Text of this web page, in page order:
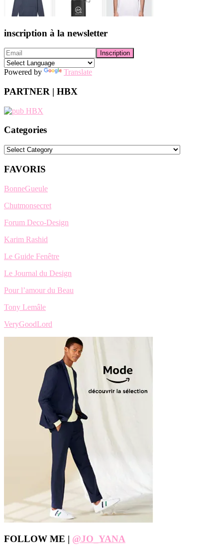
inscription à la newsletter
Powered by Translate
PARTNER | HBX
Categories
Categories
FAVORIS
BonneGueule
Chutmonsecret
Forum Deco-Design
Karim Rashid
Le Guide Fenêtre
Le Journal du Design
Pour l’amour du Beau
Tony Lemâle
VeryGoodLord
Footer
FOLLOW ME | @JO_YANA